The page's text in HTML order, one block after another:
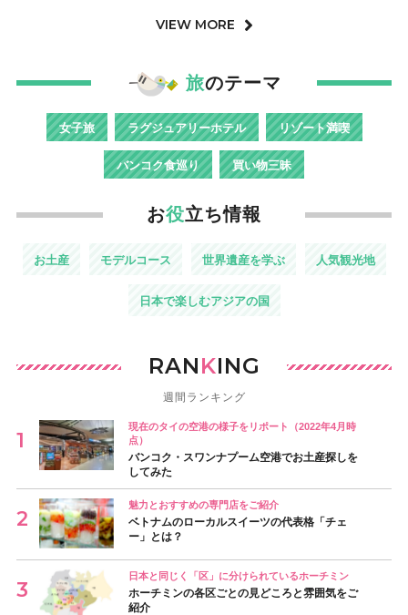
VIEW MORE
旅のテーマ
女子旅 ラグジュアリーホテル リゾート満喫
バンコク食巡り 買い物三昧
お役立ち情報
お土産 モデルコース 世界遺産を学ぶ 人気観光地
日本で楽しむアジアの国
RANKING
週間ランキング
現在のタイの空港の様子をリポート（2022年4月時
点）
バンコク・スワンナプーム空港でお土産探しを
してみた
魅力とおすすめの専門店をご紹介
ベトナムのローカルスイーツの代表格「チェ
ー」とは？
日本と同じく「区」に分けられているホーチミン
ホーチミンの各区ごとの見どころと雰囲気をご
紹介